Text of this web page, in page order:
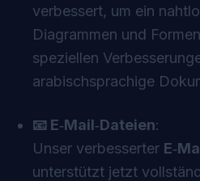
verbessert, um ein
Diagrammen und
speziellen
arabischsprachige
📧 E‑Mail‑Dateien:
Unser verbesserter
unterstützt jetzt